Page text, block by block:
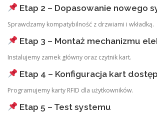
Etap 2 – Dopasowanie nowego
Sprawdzamy kompatybilność z drzwiami i wkładką.
Etap 3 – Montaż mechanizmu
Instalujemy zamek główny oraz czytnik kart.
Etap 4 – Konfiguracja kart
Programujemy karty RFID dla użytkowników.
Etap 5 – Test systemu